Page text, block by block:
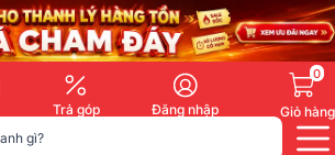
Trả góp Đăng nhập
0
Giỏ hàng
gì?